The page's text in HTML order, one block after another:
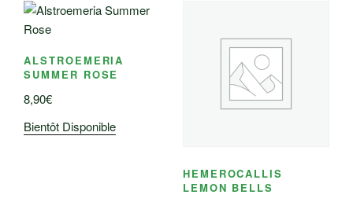
ALSTROEMERIA
SUMMER ROSE
8,90€
Bientôt Disponible
HEMEROCALLIS
LEMON BELLS